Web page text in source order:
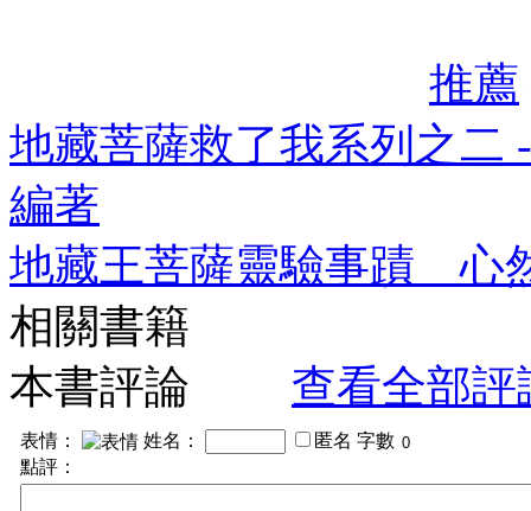
推薦
地藏菩薩救了我系列之
編著
地藏王菩薩靈驗事蹟 心
相關書籍
本書評論
查看全部評
表情： 姓名： 匿名 字數
點評：